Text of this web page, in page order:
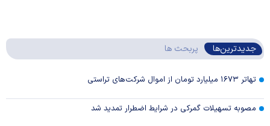
جدیدترین‌ها پربحث ها
تهاتر ۱۶۷۳ میلیارد تومان از اموال شرکت‌های تراستی
مصوبه تسهیلات گمرکی در شرایط اضطرار تمدید شد